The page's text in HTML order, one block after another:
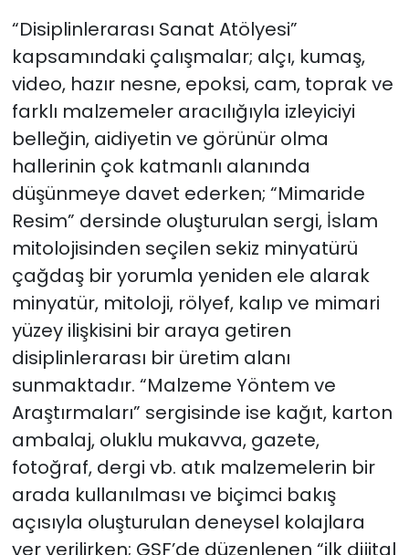
“Disiplinlerarası Sanat Atölyesi”
kapsamındaki çalışmalar; alçı, kumaş,
video, hazır nesne, epoksi, cam, toprak ve
farklı malzemeler aracılığıyla izleyiciyi
belleğin, aidiyetin ve görünür olma
hallerinin çok katmanlı alanında
düşünmeye davet ederken; “Mimaride
Resim” dersinde oluşturulan sergi, İslam
mitolojisinden seçilen sekiz minyatürü
çağdaş bir yorumla yeniden ele alarak
minyatür, mitoloji, rölyef, kalıp ve mimari
yüzey ilişkisini bir araya getiren
disiplinlerarası bir üretim alanı
sunmaktadır. “Malzeme Yöntem ve
Araştırmaları” sergisinde ise kağıt, karton
ambalaj, oluklu mukavva, gazete,
fotoğraf, dergi vb. atık malzemelerin bir
arada kullanılması ve biçimci bakış
açısıyla oluşturulan deneysel kolajlara
yer verilirken; GSF’de düzenlenen “ilk dijital